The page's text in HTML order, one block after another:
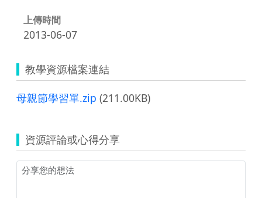
上傳時間
2013-06-07
教學資源檔案連結
母親節學習單.zip (211.00KB)
資源評論或心得分享